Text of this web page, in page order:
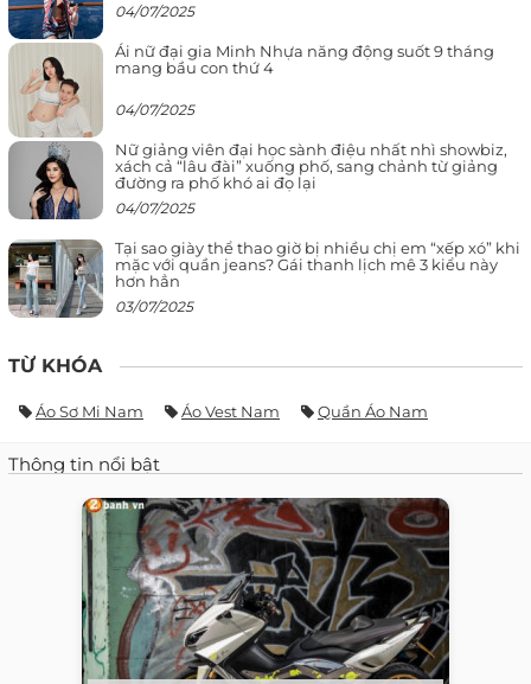
04/07/2025
Ái nữ đại gia Minh Nhựa năng động suốt 9 tháng
mang bầu con thứ 4
04/07/2025
Nữ giảng viên đại học sành điệu nhất nhì showbiz,
xách cả “lâu đài” xuống phố, sang chảnh từ giảng
đường ra phố khó ai đọ lại
04/07/2025
Tại sao giày thể thao giờ bị nhiều chị em “xếp xó” khi
mặc với quần jeans? Gái thanh lịch mê 3 kiểu này
hơn hẳn
03/07/2025
TỪ KHÓA
Áo Sơ Mi Nam Áo Vest Nam Quần Áo Nam
Thông tin nổi bật